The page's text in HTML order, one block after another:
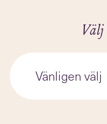
Välj
Vänligen välj